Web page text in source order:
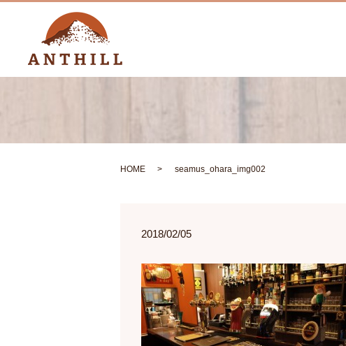
HOME seamus_ohara_img002
2018/02/05